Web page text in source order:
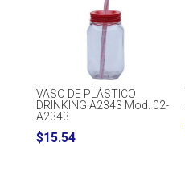
VASO DE PLÁSTICO
DRINKING A2343 Mod. 02-
A2343
$15.54